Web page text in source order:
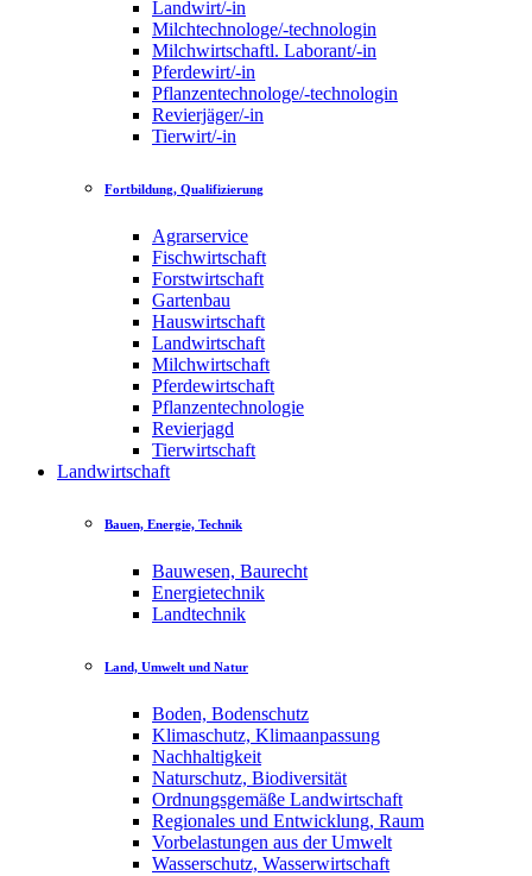
Landwirt/-in
Milchtechnologe/-technologin
Milchwirtschaftl. Laborant/-in
Pferdewirt/-in
Pflanzentechnologe/-technologin
Revierjäger/-in
Tierwirt/-in
Fortbildung, Qualifizierung
Agrarservice
Fischwirtschaft
Forstwirtschaft
Gartenbau
Hauswirtschaft
Landwirtschaft
Milchwirtschaft
Pferdewirtschaft
Pflanzentechnologie
Revierjagd
Tierwirtschaft
Landwirtschaft
Bauen, Energie, Technik
Bauwesen, Baurecht
Energietechnik
Landtechnik
Land, Umwelt und Natur
Boden, Bodenschutz
Klimaschutz, Klimaanpassung
Nachhaltigkeit
Naturschutz, Biodiversität
Ordnungsgemäße Landwirtschaft
Regionales und Entwicklung, Raum
Vorbelastungen aus der Umwelt
Wasserschutz, Wasserwirtschaft